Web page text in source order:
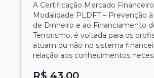
A Certificação Mercado
Modalidade PLDFT – Prevenção
de Dinheiro e ao Financiamento
Terrorismo, é voltada para os
atuam ou não no sistema
relação aos conhecimentos
processo e as técnicas utilizadas
R$ 43,00